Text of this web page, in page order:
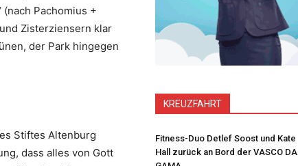
Pachomius +
Zisterziensern klar
der Park hingegen
Stiftes Altenburg
dass alles von Gott
KREUZFAHRT
Fitness-Duo Detlef Soost und Kate
Hall zurück an Bord der VASCO DA